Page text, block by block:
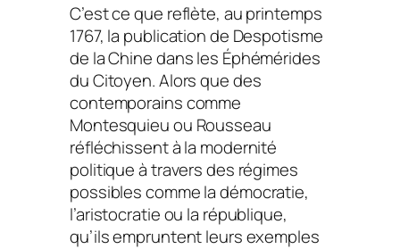
C’est ce que reflète, au printemps
1767, la publication de Despotisme
de la Chine dans les Éphémérides
du Citoyen. Alors que des
contemporains comme
Montesquieu ou Rousseau
réfléchissent à la modernité
politique à travers des régimes
possibles comme la démocratie,
l’aristocratie ou la république,
qu’ils empruntent leurs exemples